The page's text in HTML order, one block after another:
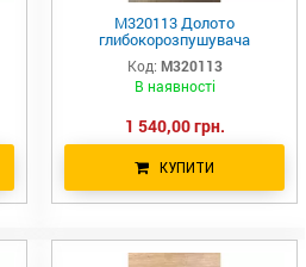
М320113 Долото
глибокорозпушувача
GREGOIRE BESSON 101.5038.
до техніки Геліос
Код: М320113
В наявності
1 540,00 грн.
КУПИТИ